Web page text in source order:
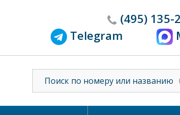
(495) 135-
Telegram